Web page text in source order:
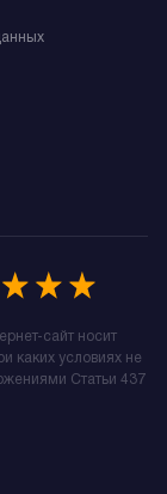
сайт носит
каких условиях не
Статьи 437